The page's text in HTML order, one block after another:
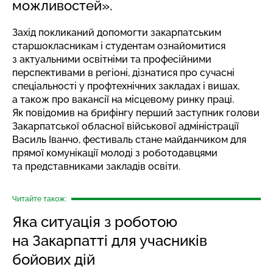
можливостей».
Захід покликаний допомогти закарпатським
старшокласникам і студентам ознайомитися
з актуальними освітніми та професійними
перспективами в регіоні, дізнатися про сучасні
спеціальності у профтехнічних закладах і вишах,
а також про вакансії на місцевому ринку праці.
Як повідомив на брифінгу перший заступник голови
Закарпатської обласної військової адміністрації
Василь Іванчо, фестиваль стане майданчиком для
прямої комунікації молоді з роботодавцями
та представниками закладів освіти.
Читайте також:
Яка ситуація з роботою
на Закарпатті для учасників
бойових дій